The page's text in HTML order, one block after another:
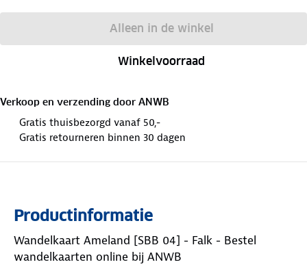
Alleen in de winkel
Winkelvoorraad
Verkoop en verzending door ANWB
Gratis thuisbezorgd vanaf 50,-
Gratis retourneren binnen 30 dagen
Productinformatie
Wandelkaart Ameland [SBB 04] - Falk - Bestel
wandelkaarten online bij ANWB